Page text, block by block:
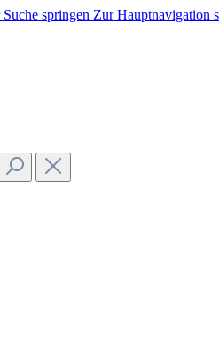
springen Zur Hauptnavigation